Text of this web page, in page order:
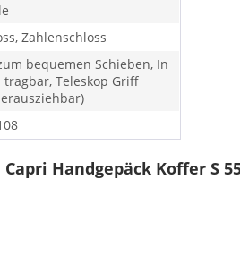
Zahlenschloss
bequemen Schieben, In
Teleskop Griff
Handgepäck Koffer S